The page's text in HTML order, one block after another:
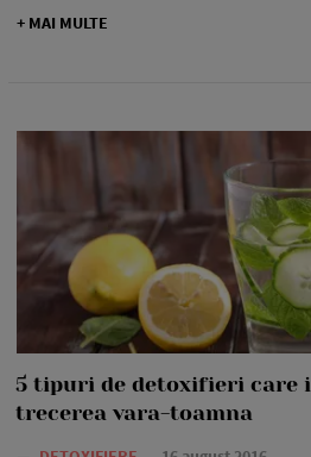
+ MAI MULTE
5 tipuri de detoxifieri care
trecerea vara-toamna